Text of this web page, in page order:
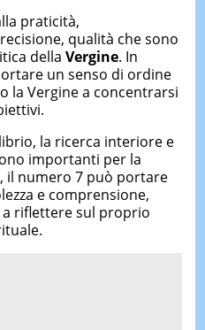
praticità,
qualità che sono
della Vergine. In
un senso di ordine
la Vergine a concentrarsi
la ricerca interiore e
importanti per la
il numero 7 può portare
e comprensione,
a riflettere sul proprio